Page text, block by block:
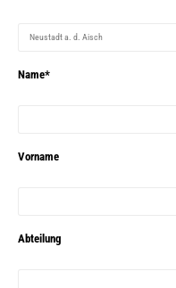
Name*
Vorname
Abteilung